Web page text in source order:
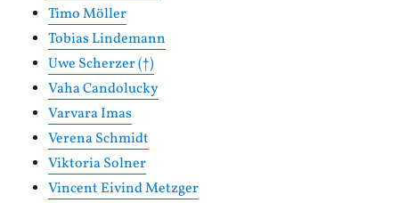
Timo Möller
Tobias Lindemann
Uwe Scherzer (†)
Vaha Candolucky
Varvara Imas
Verena Schmidt
Viktoria Solner
Vincent Eivind Metzger